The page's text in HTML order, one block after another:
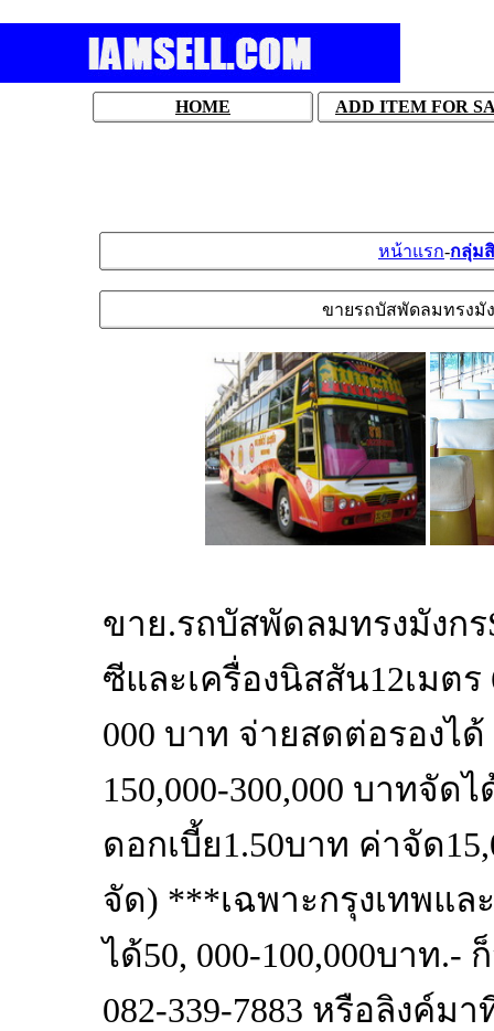
HOME ADD ITEM FOR
หน้าแรก-กลุ่ม
ขายรถบัสพัดลมทรงมั
ขาย.รถบัสพัดลมทรงมังก
ซีและเครื่องนิสสัน12เมตร
000 บาท จ่ายสดต่อรองไ
150,000-300,000 บาทจัด
ดอกเบี้ย1.50บาท ค่าจัด
จัด) ***เฉพาะกรุงเทพแ
ได้50, 000-100,000บาท
082-339-7883 หรือลิงค์ม